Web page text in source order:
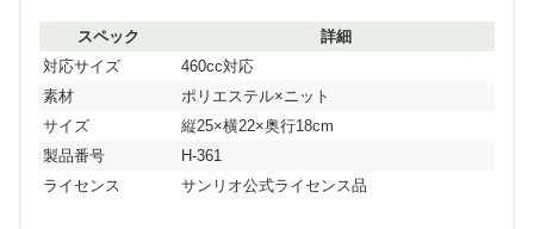
スペック
詳細
対応サイズ
460cc対応
素材
ポリエステル×ニット
サイズ
縦25×横22×奥行18cm
製品番号
H-361
ライセンス
サンリオ公式ライセンス品